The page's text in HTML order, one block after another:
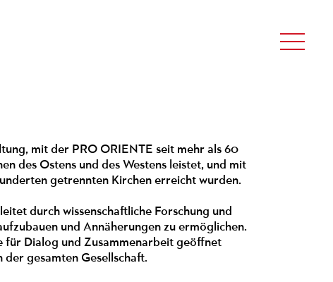
mit der PRO ORIENTE seit mehr als 60
des Ostens und des Westens leistet, und mit
getrennten Kirchen erreicht wurden.
durch wissenschaftliche Forschung und
und Annäherungen zu ermöglichen.
für Dialog und Zusammenarbeit geöffnet
gesamten Gesellschaft.